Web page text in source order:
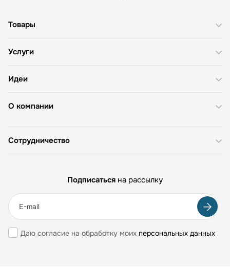
О компании
Товары
Услуги
Идеи
Сотрудничество
Подписаться на рассылку
Даю согласие на обработку моих персональных данных